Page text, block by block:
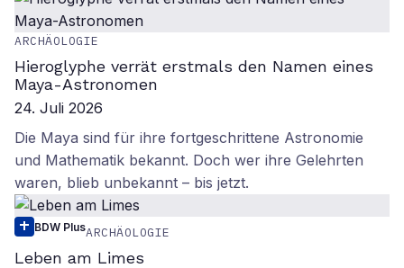
ARCHÄOLOGIE
Hieroglyphe verrät erstmals den Namen eines
Maya-Astronomen
24. Juli 2026
Die Maya sind für ihre fortgeschrittene Astronomie
und Mathematik bekannt. Doch wer ihre Gelehrten
waren, blieb unbekannt – bis jetzt.
BDW PlusARCHÄOLOGIE
Leben am Limes